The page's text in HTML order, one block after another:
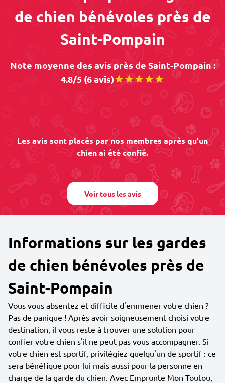
de chien bénévoles près de
Saint-Pompain
Note moyenne des avis près de Saint-Pompain :
4.8/5 (6 avis)
Les avis sont placés par nos membres après qu'un
chien ai été confié.
Voir tous les avis
Informations sur les gardes
de chien bénévoles près de
Saint-Pompain
Vous vous absentez et difficile d'emmener votre chien ?
Pas de panique ! Après avoir soigneusement choisi votre
destination, il vous reste à trouver une solution pour
confier votre chien s'il ne peut pas vous accompagner. Si
votre chien est sportif, privilégiez quelqu'un de sportif : ce
sera bénéfique pour lui mais aussi pour la personne en
charge de la garde du chien. Avec Emprunte Mon Toutou,